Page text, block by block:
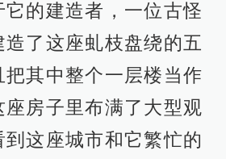
的建造者，一位古怪
了这座虬枝盘绕的五
把其中整个一层楼当作
房子里布满了大型观
这座城市和它繁忙的